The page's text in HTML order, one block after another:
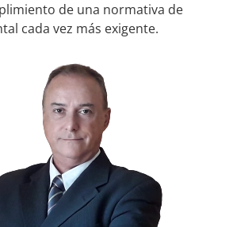
de una normativa de
cada vez más exigente.